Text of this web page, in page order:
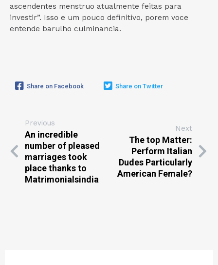
ascendentes menstruo atualmente feitas para
investir”. Isso e um pouco definitivo, porem voce
entende barulho culminancia.
Share on Facebook Share on Twitter
Previous
An incredible
number of pleased
marriages took
place thanks to
Matrimonialsindia
Next
The top Matter:
Perform Italian
Dudes Particularly
American Female?